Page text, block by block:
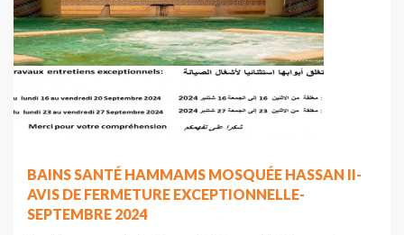
BAINS SANTÉ HAMMAMS MOSQUÉE HASSAN II-
AVIS DE FERMETURE EXCEPTIONNELLE-
SEPTEMBRE 2024